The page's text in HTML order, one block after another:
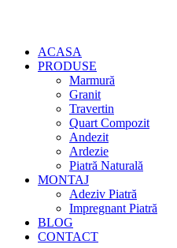
ACASA
PRODUSE
Marmură
Granit
Travertin
Quart Compozit
Andezit
Ardezie
Piatră Naturală
MONTAJ
Adeziv Piatră
Impregnant Piatră
BLOG
CONTACT